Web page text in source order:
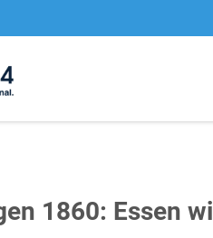
1860: Essen